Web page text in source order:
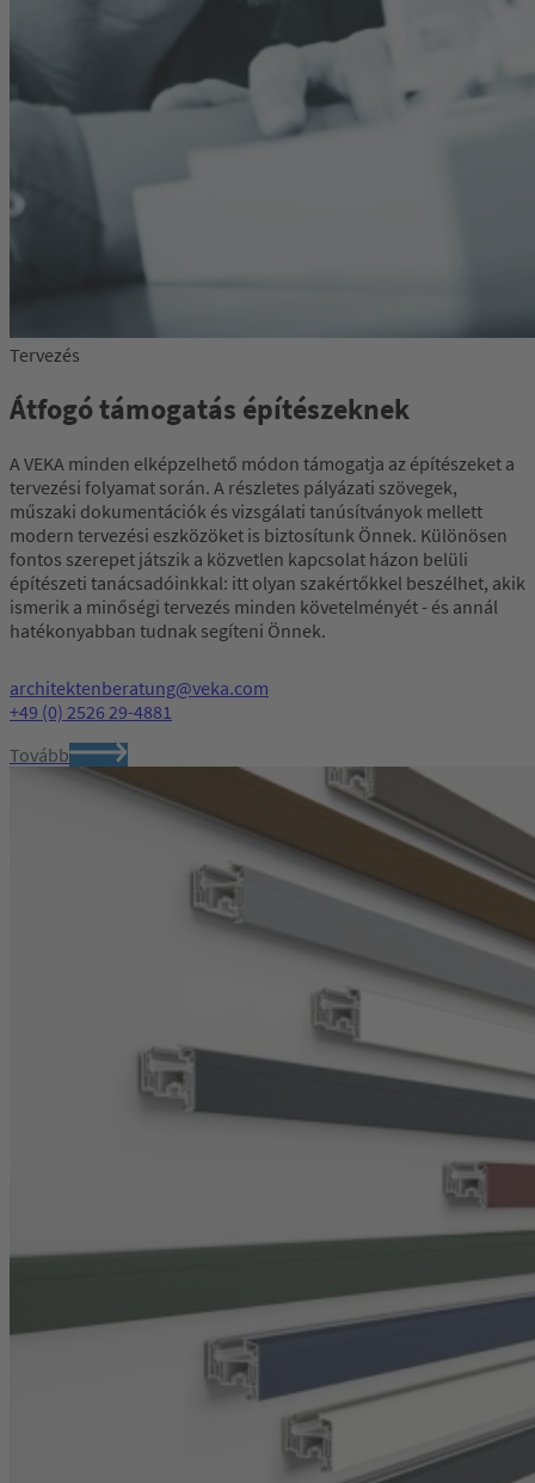
Tervezés
Átfogó támogatás építészeknek
A VEKA minden elképzelhető módon támogatja az építészeket a
tervezési folyamat során. A részletes pályázati szövegek,
műszaki dokumentációk és vizsgálati tanúsítványok mellett
modern tervezési eszközöket is biztosítunk Önnek. Különösen
fontos szerepet játszik a közvetlen kapcsolat házon belüli
építészeti tanácsadóinkkal: itt olyan szakértőkkel beszélhet, akik
ismerik a minőségi tervezés minden követelményét - és annál
hatékonyabban tudnak segíteni Önnek.
architektenberatung@veka.com
+49 (0) 2526 29-4881
Tovább